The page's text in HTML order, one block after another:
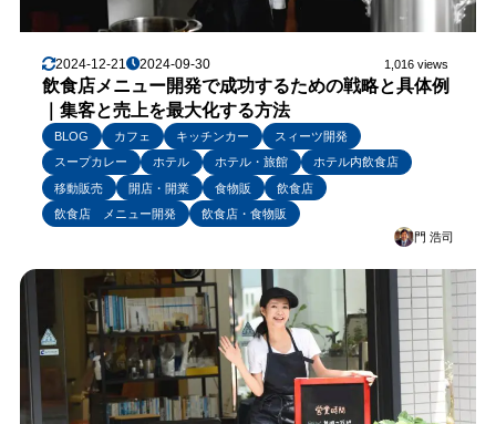
2024-12-21 2024-09-30 1,016 views
飲食店メニュー開発で成功するための戦略と具体例
｜集客と売上を最大化する方法
BLOG カフェ キッチンカー
スィーツ開発
スープカレー
ホテル ホテル・旅館
ホテル内飲食店
移動販売
開店・開業 食物販
飲食店
飲食店 メニュー開発
飲食店・食物販
門 浩司